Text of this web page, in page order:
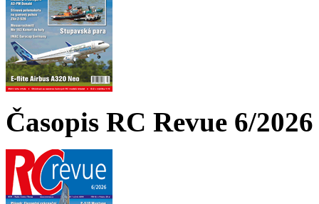
Časopis RC Revue 6/